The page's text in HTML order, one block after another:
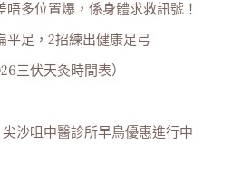
唔多位置爆，係身體求救訊號！
平足，2招練出健康足弓
三伏天灸時間表）
沙咀中醫診所早鳥優惠進行中